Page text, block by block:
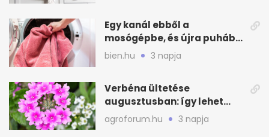
Egy kanál ebből a
mosógépbe, és újra puhább
lesz a törölköző
bien.hu 3 napja
Verbéna ültetése
augusztusban: így lehet
még idén virágos a kert
agroforum.hu 3 napja